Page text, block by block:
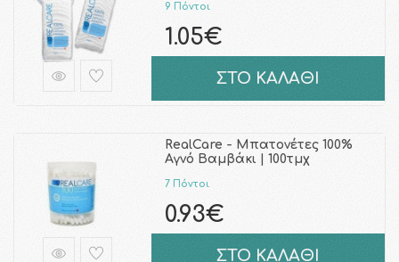
9 Πόντοι
1.05€
ΣΤΟ ΚΑΛΑΘΙ
RealCare - Μπατονέτες 100%
Αγνό Βαμβάκι | 100τμχ
7 Πόντοι
0.93€
ΣΤΟ ΚΑΛΑΘΙ